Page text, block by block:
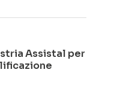
Assistal per